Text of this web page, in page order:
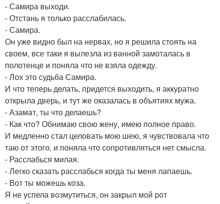
- Самира выходи.
- Отстань я только расслабилась.
- Самира.
Он уже видно был на нервах, но я решила стоять на
своем, все таки я вылезла из ванной замоталась в
полотенце и поняла что не взяла одежду.
- Лох это судьба Самира.
И что теперь делать, придется выходить, я аккуратно
открыла дверь, и тут же оказалась в объятиях мужа.
- Азамат, ты что делаешь?
- Как что? Обнимаю свою жену, имею полное право.
И медленно стал целовать мою шею, я чувствовала что
таю от этого, и поняла что сопротивляться нет смысла.
- Расслабься милая.
- Легко сказать расслабься когда ты меня лапаешь.
- Вот ты можешь коза.
Я не успела возмутиться, он закрыл мой рот